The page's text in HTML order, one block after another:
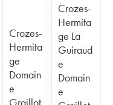
Crozes-
Hermita
ge
Domain
e
Graillot
Crozes-
Hermita
ge La
Guiraud
e
Domain
e